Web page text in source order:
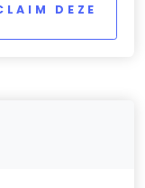
DEZE